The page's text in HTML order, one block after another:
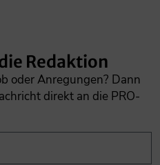
Redaktion
oder Anregungen? Dann
direkt an die PRO-